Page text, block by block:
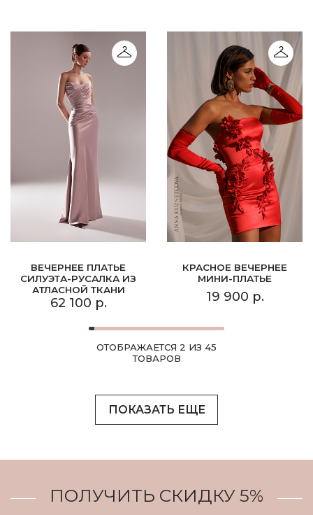
ВЕЧЕРНЕЕ ПЛАТЬЕ
СИЛУЭТА-РУСАЛКА ИЗ
АТЛАСНОЙ ТКАНИ
62 100 р.
КРАСНОЕ ВЕЧЕРНЕЕ
МИНИ-ПЛАТЬЕ
19 900 р.
ОТОБРАЖАЕТСЯ 2 ИЗ 45
ТОВАРОВ
ПОКАЗАТЬ ЕЩЕ
ПОЛУЧИТЬ СКИДКУ 5%